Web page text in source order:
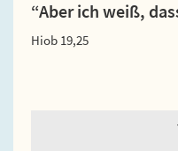
“Aber ich weiß,
Hiob 19,25